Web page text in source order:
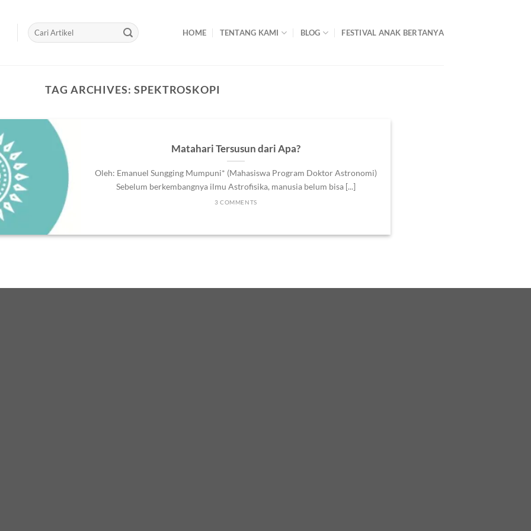
HOME TENTANG KAMI BLOG FESTIVAL ANAK BERTANYA
TAG ARCHIVES: SPEKTROSKOPI
Matahari Tersusun dari Apa?
Oleh: Emanuel Sungging Mumpuni* (Mahasiswa Program Doktor Astronomi)
Sebelum berkembangnya ilmu Astrofisika, manusia belum bisa [...]
3 COMMENTS